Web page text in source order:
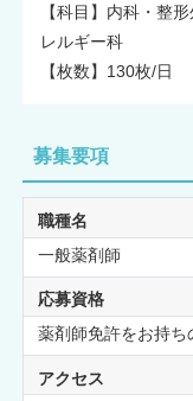
【科目】内科・整
レルギー科
【枚数】130枚/日
募集要項
職種名
一般薬剤師
応募資格
薬剤師免許をお持ち
アクセス